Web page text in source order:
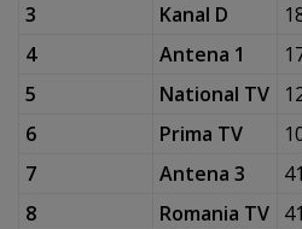
3
Kanal D
4
Antena 1
5
National TV
6
Prima TV
7
Antena 3
8
Romania TV